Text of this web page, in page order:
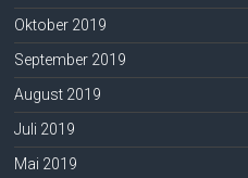
Oktober 2019
September 2019
August 2019
Juli 2019
Mai 2019